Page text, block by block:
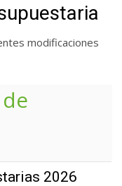
modificaciones
2026